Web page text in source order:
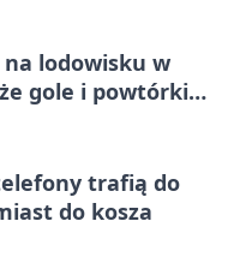
lodowisku w
gole i powtórki
trafią do
do kosza